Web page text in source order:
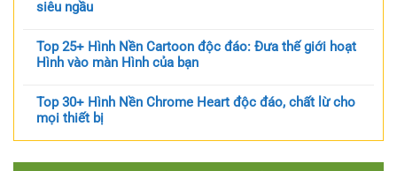
siêu ngầu
Top 25+ Hình Nền Cartoon độc đáo: Đưa thế giới hoạt
Hình vào màn Hình của bạn
Top 30+ Hình Nền Chrome Heart độc đáo, chất lừ cho
mọi thiết bị